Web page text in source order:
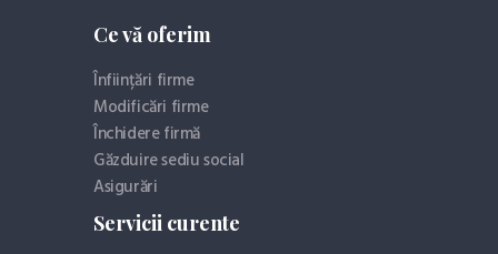
Ce vă oferim
Înființări firme
Modificări firme
Închidere firmă
Găzduire sediu social
Asigurări
Servicii curente